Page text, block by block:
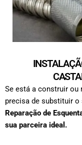
Se está a construir ou
precisa de substituir
Reparação de
sua parceira ideal.